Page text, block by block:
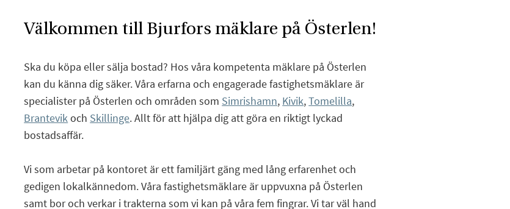
Välkommen till Bjurfors mäklare på Österlen!
Ska du köpa eller sälja bostad? Hos våra kompetenta mäklare på Österlen
kan du känna dig säker. Våra erfarna och engagerade fastighetsmäklare är
specialister på Österlen och områden som Simrishamn, Kivik,Tomelilla,
Brantevikoch Skillinge. Allt för att hjälpa dig att göra en riktigt lyckad
bostadsaffär.
Vi som arbetar på kontoret är ett familjärt gäng med lång erfarenhet och
gedigen lokalkännedom. Våra fastighetsmäklare är uppvuxna på Österlen
samt bor och verkar i trakterna som vi kan på våra fem fingrar. Vi tar väl hand